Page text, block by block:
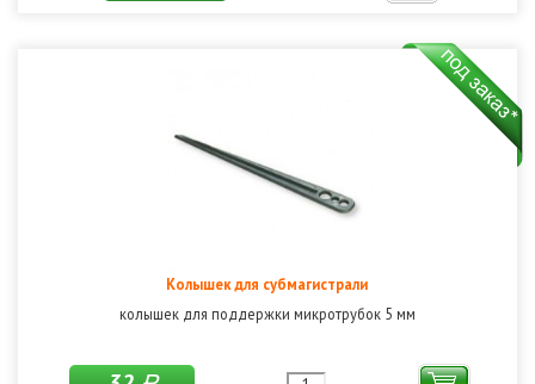
Колышек для субмагистрали
колышек для поддержки микротрубок 5 мм